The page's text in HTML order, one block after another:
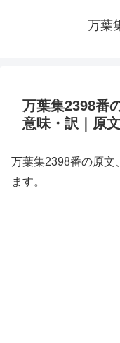
万葉
万葉集2398番
意味・訳｜原文
万葉集2398番の原文
ます。